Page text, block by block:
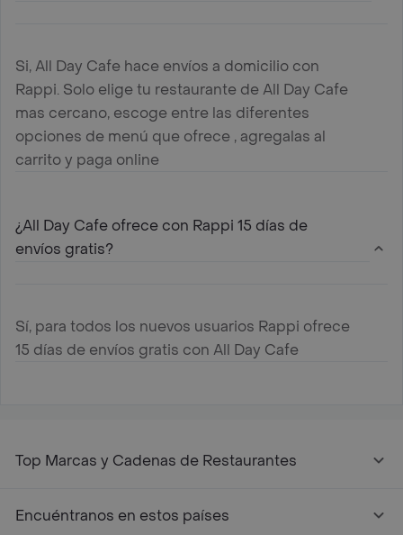
Si, All Day Cafe hace envíos a domicilio con
Rappi. Solo elige tu restaurante de All Day Cafe
mas cercano, escoge entre las diferentes
opciones de menú que ofrece , agregalas al
carrito y paga online
¿All Day Cafe ofrece con Rappi 15 días de
envíos gratis?
Sí, para todos los nuevos usuarios Rappi ofrece
15 días de envíos gratis con All Day Cafe
Top Marcas y Cadenas de Restaurantes
Encuéntranos en estos países